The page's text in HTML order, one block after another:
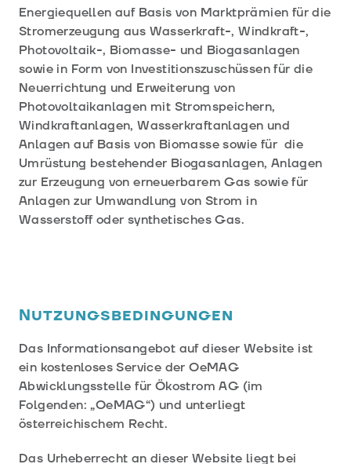
Energiequellen auf Basis von Marktprämien für die
Stromerzeugung aus Wasserkraft-, Windkraft-,
Photovoltaik-, Biomasse- und Biogasanlagen
sowie in Form von Investitionszuschüssen für die
Neuerrichtung und Erweiterung von
Photovoltaikanlagen mit Stromspeichern,
Windkraftanlagen, Wasserkraftanlagen und
Anlagen auf Basis von Biomasse sowie für die
Umrüstung bestehender Biogasanlagen, Anlagen
zur Erzeugung von erneuerbarem Gas sowie für
Anlagen zur Umwandlung von Strom in
Wasserstoff oder synthetisches Gas.
Nutzungsbedingungen
Das Informationsangebot auf dieser Website ist
ein kostenloses Service der OeMAG
Abwicklungsstelle für Ökostrom AG (im
Folgenden: „OeMAG“) und unterliegt
österreichischem Recht.
Das Urheberrecht an dieser Website liegt bei